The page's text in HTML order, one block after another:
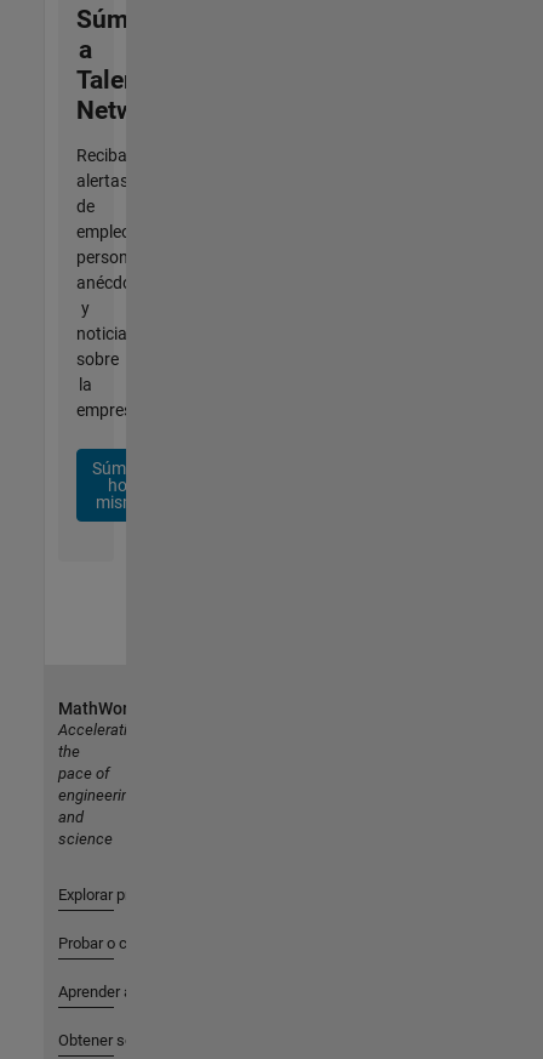
Súmese
a
Talent
Network
Reciba
alertas
de
empleo
personalizadas,
anécdotas
y
noticias
sobre
la
empresa.
Súmese
hoy
mismo
MathWorks
Accelerating
the
pace of
engineering
and
science
Explorar productos
Probar o comprar
Aprender a utilizar
Obtener soporte